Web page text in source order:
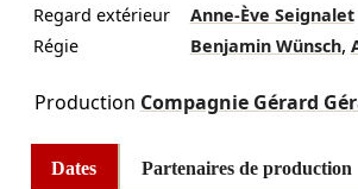
Regard extérieur
Anne-Ève Seignalet
Régie
Benjamin Wünsch,
Production Compagnie Gérard
Dates Partenaires de production